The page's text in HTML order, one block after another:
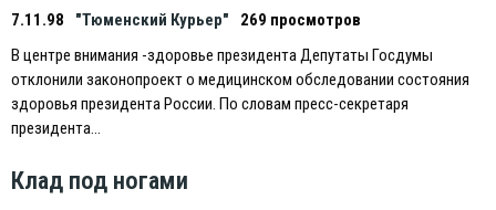
7.11.98 "Тюменский Курьер"
269 просмотров
В центре внимания -здоровье президента Депутаты Госдумы
отклонили законопроект о медицинском обследовании состояния
здоровья президента России. По словам пресс-секретаря
президента…
Клад под ногами